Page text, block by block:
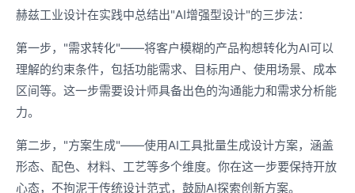
赫兹工业设计在实践中总结出"AI增强型设计"的三步法：
第一步，"需求转化"——将客户模糊的产品构想转化为AI可以
理解的约束条件，包括功能需求、目标用户、使用场景、成本
区间等。这一步需要设计师具备出色的沟通能力和需求分析能
力。
第二步，"方案生成"——使用AI工具批量生成设计方案，涵盖
形态、配色、材料、工艺等多个维度。你在这一步要保持开放
心态，不拘泥于传统设计范式，鼓励AI探索创新方案。